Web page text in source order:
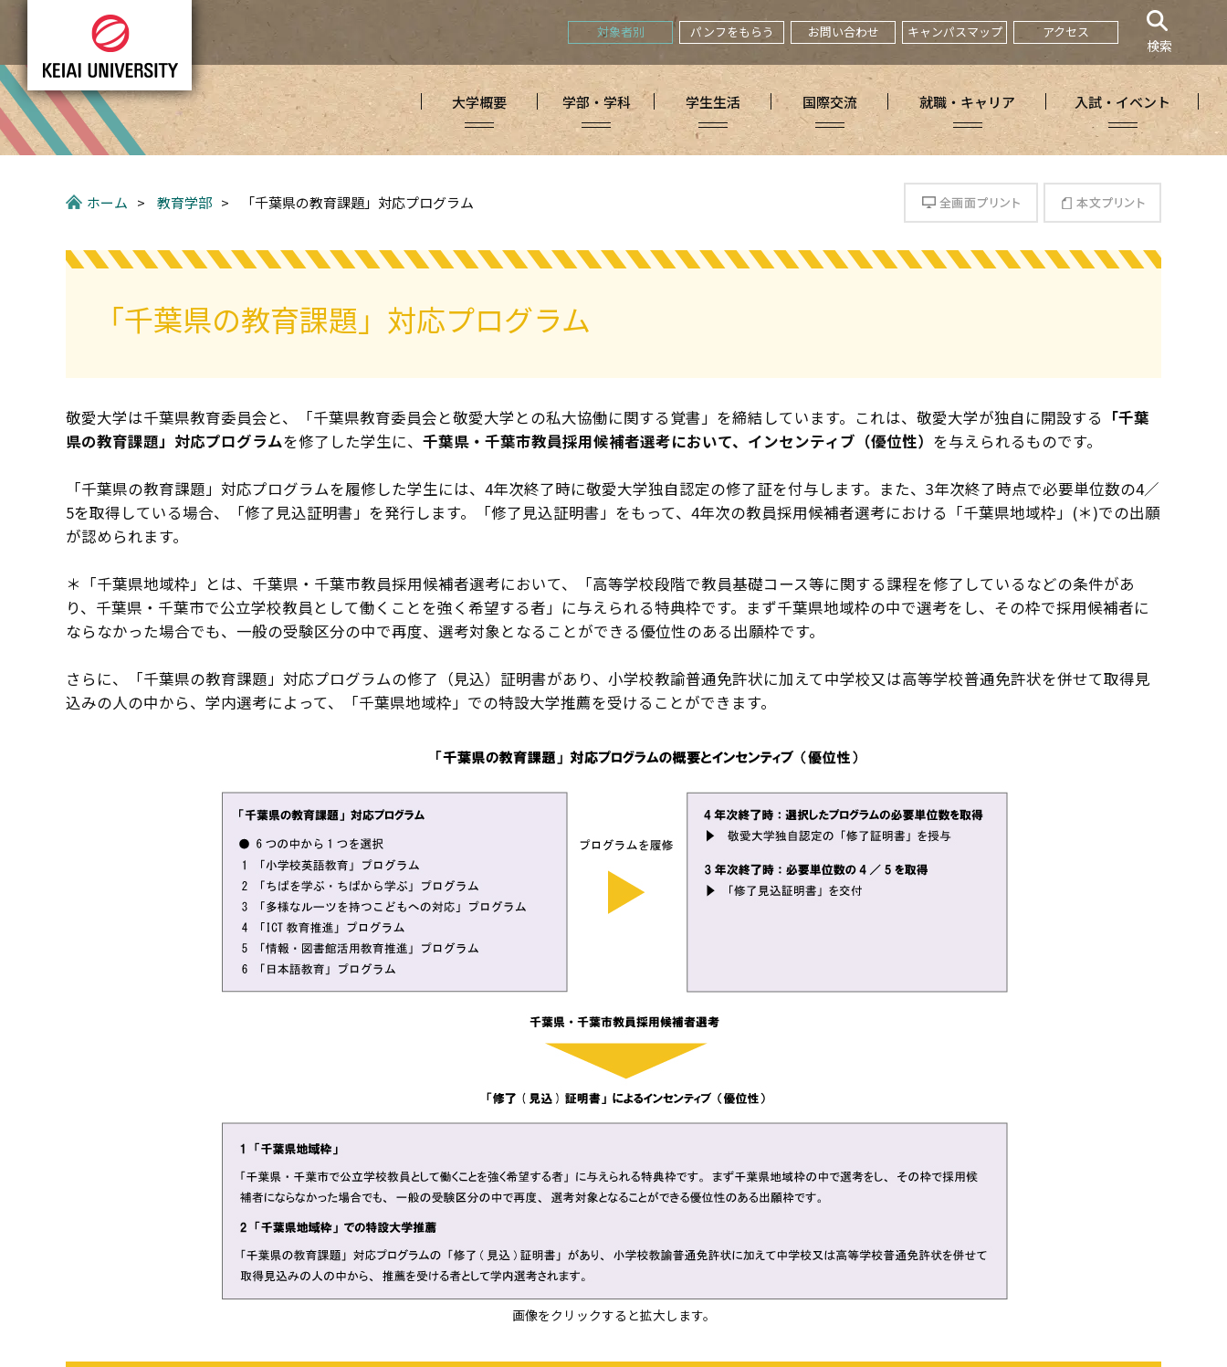
バ
ル
ナ
ビ
ル
ナ
ビ
ゲ
ー
へ
対象者別 パンフをもらう お問い合わせ キャンパスマップ アクセス
検索
大学概要 学部・学科 学生生活 国際交流 就職・キャリア 入試・イベント
ホーム > 教育学部 > 「千葉県の教育課題」対応プログラム
「千葉県の教育課題」対応プログラム
敬愛大学は千葉県教育委員会と、「千葉県教育委員会と敬愛大学との私大協働に関する覚書」を締結しています。これは、敬愛大学が独自に開設する 「千葉
県の教育課題」対応プログラムを修了した学生に、 千葉県・千葉市教員採用候補者選考において、インセンティブ（優位性） を与えられるものです。
「千葉県の教育課題」対応プログラムを履修した学生には、4年次終了時に敬愛大学独自認定の修了証を付与します。また、3年次終了時点で必要単位数の4／
5を取得している場合、「修了見込証明書」を発行します。「修了見込証明書」をもって、4年次の教員採用候補者選考における「千葉県地域枠」(＊)での出願
が認められます。
＊「千葉県地域枠」とは、千葉県・千葉市教員採用候補者選考において、「高等学校段階で教員基礎コース等に関する課程を修了しているなどの条件があ
り、千葉県・千葉市で公立学校教員として働くことを強く希望する者」に与えられる特典枠です。まず千葉県地域枠の中で選考をし、その枠で採用候補者に
ならなかった場合でも、一般の受験区分の中で再度、選考対象となることができる優位性のある出願枠です。
さらに、「千葉県の教育課題」対応プログラムの修了（見込）証明書があり、小学校教諭普通免許状に加えて中学校又は高等学校普通免許状を併せて取得見
込みの人の中から、学内選考によって、「千葉県地域枠」での特設大学推薦を受けることができます。
画像をクリックすると拡大します。